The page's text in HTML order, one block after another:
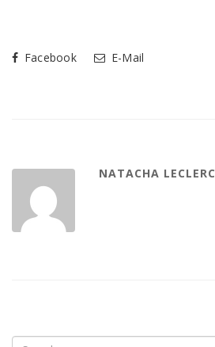
Facebook E-Mail
NATACHA LECLERC
Search